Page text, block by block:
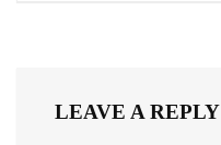
LEAVE A REPLY